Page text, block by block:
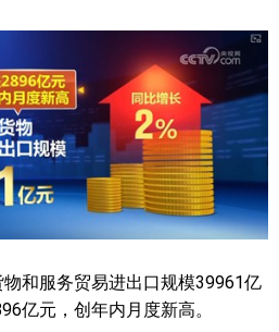
和服务贸易进出口规模39961亿
亿元，创年内月度新高。